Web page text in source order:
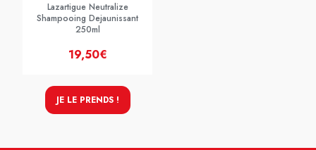
Lazartigue Neutralize
Shampooing Dejaunissant
250ml
19,50€
JE LE PRENDS !